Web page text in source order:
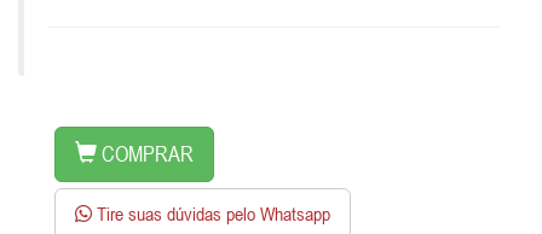
COMPRAR
Tire suas dúvidas pelo Whatsapp